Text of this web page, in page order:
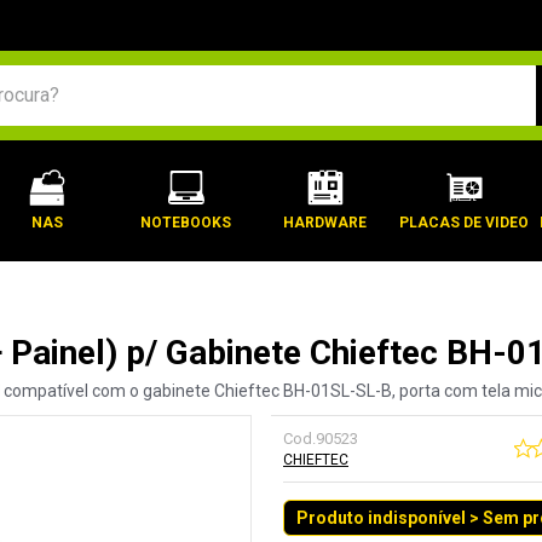
NAS NOTEBOOKS HARDWARE PLACAS DE VIDEO
p/ Gabinete Chieftec BH-
com o gabinete Chieftec BH-01SL-SL-B, porta com tela
Cod.90523
CHIEFTEC
Produto indisponível > Sem